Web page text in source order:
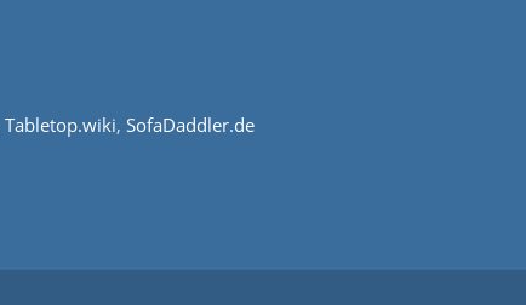
Tabletop.wiki, SofaDaddler.de